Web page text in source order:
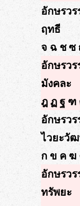
อักษรว
ฤทธี
จ ฉ ช
อักษรว
มังคละ
ฎ ฏ ฐ
อักษรว
ไวยะวั
ก ข ค ฆ
อักษรว
ทรัพยะ